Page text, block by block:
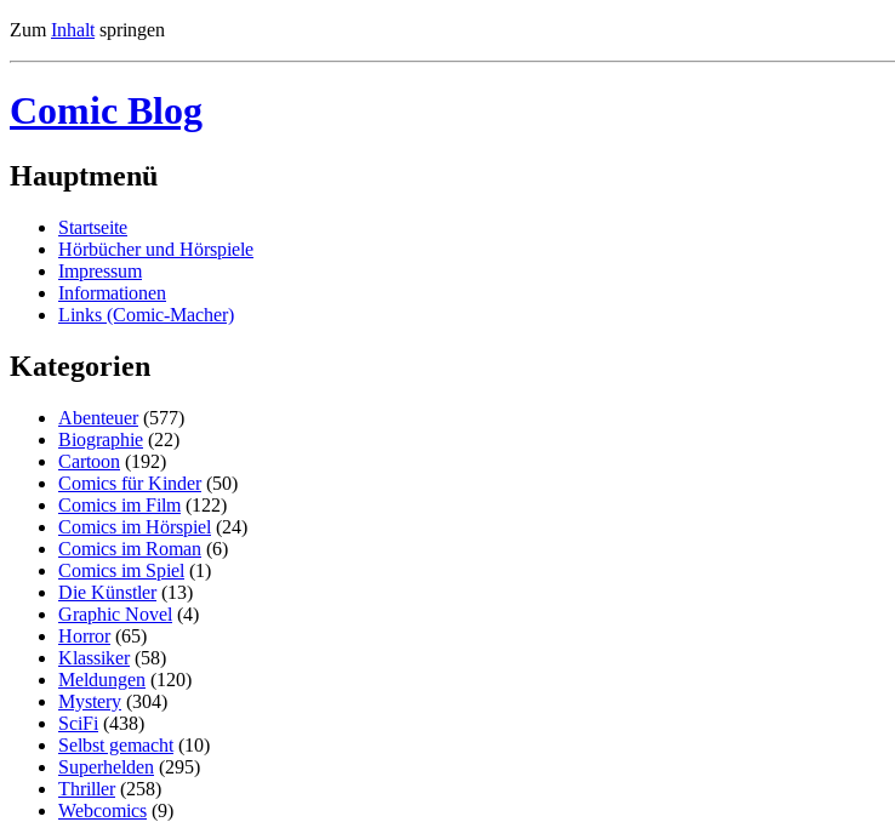
Zum Inhalt springen
Comic Blog
Hauptmenü
Startseite
Hörbücher und Hörspiele
Impressum
Informationen
Links (Comic-Macher)
Kategorien
Abenteuer(577)
Biographie (22)
Cartoon (192)
Comics für Kinder(50)
Comics im Film (122)
Comics im Hörspiel (24)
Comics im Roman (6)
Comics im Spiel (1)
Die Künstler(13)
Graphic Novel (4)
Horror(65)
Klassiker(58)
Meldungen (120)
Mystery (304)
SciFi (438)
Selbst gemacht (10)
Superhelden (295)
Thriller(258)
Webcomics (9)